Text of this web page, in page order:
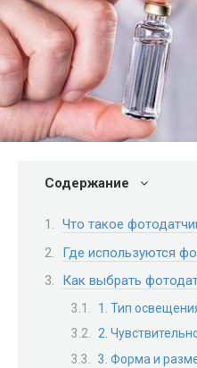
Содержание
Что такое
Где используются
Как выбрать
1. Тип
2.
3. Форма и